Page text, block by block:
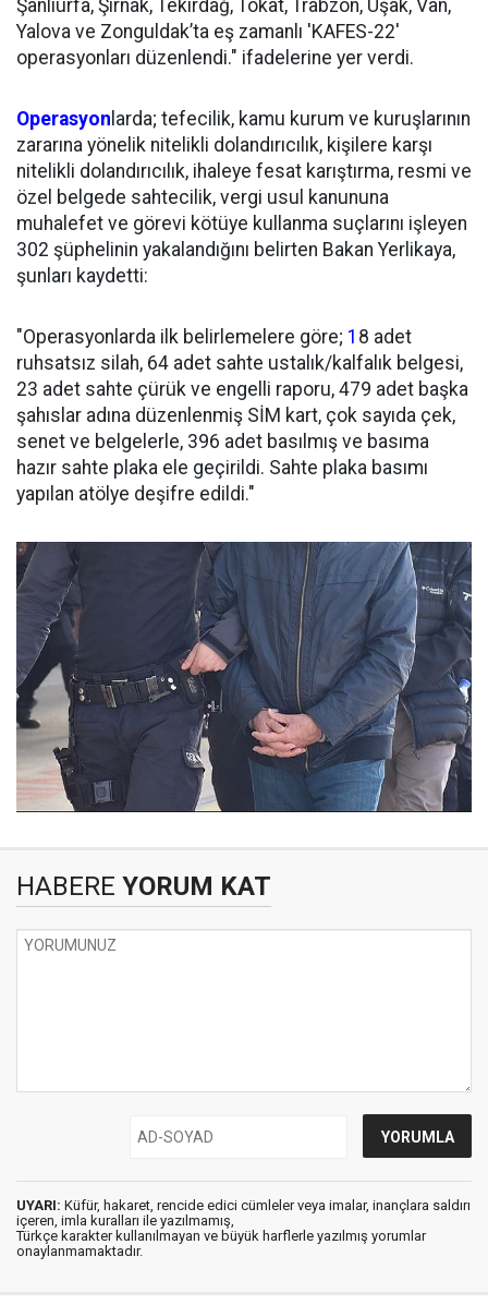
Şanlıurfa, Şırnak, Tekirdağ, Tokat, Trabzon, Uşak, Van,
Yalova ve Zonguldak’ta eş zamanlı 'KAFES-22'
operasyonları düzenlendi." ifadelerine yer verdi.
Operasyon larda; tefecilik, kamu kurum ve kuruşlarının
zararına yönelik nitelikli dolandırıcılık, kişilere karşı
nitelikli dolandırıcılık, ihaleye fesat karıştırma, resmi ve
özel belgede sahtecilik, vergi usul kanununa
muhalefet ve görevi kötüye kullanma suçlarını işleyen
302 şüphelinin yakalandığını belirten Bakan Yerlikaya,
şunları kaydetti:
"Operasyonlarda ilk belirlemelere göre; 1 8 adet
ruhsatsız silah, 64 adet sahte ustalık/kalfalık belgesi,
23 adet sahte çürük ve engelli raporu, 479 adet başka
şahıslar adına düzenlenmiş SİM kart, çok sayıda çek,
senet ve belgelerle, 396 adet basılmış ve basıma
hazır sahte plaka ele geçirildi. Sahte plaka basımı
yapılan atölye deşifre edildi."
HABERE YORUM KAT
UYARI: Küfür, hakaret, rencide edici cümleler veya imalar, inançlara saldırı
içeren, imla kuralları ile yazılmamış,
Türkçe karakter kullanılmayan ve büyük harflerle yazılmış yorumlar
onaylanmamaktadır.